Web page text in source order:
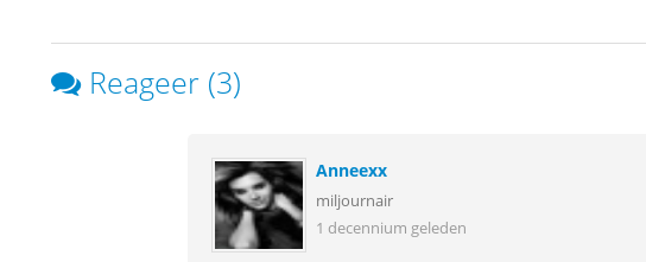
Reageer (3)
Anneexx
miljournair
1 decennium geleden